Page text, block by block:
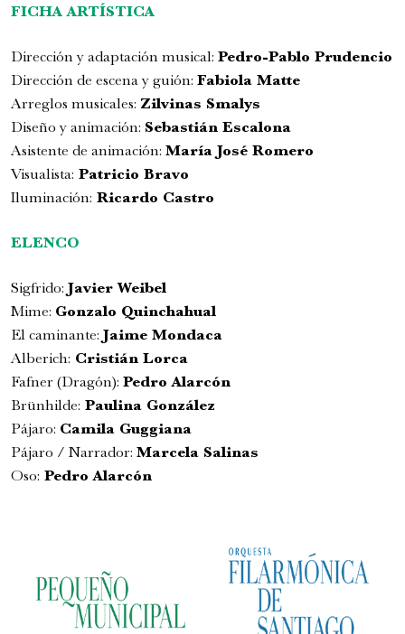
Ópera
6:00 pm
27 de agosto de 2026
jueves
Romeo y Julieta | 2026
FICHA ARTÍSTICA
Dirección y adaptación musical: Pedro-Pablo Prudencio
Dirección de escena y guión: Fabiola Matte
Arreglos musicales: Zilvinas Smalys
Diseño y animación: Sebastián Escalona
Asistente de animación: María José Romero
Visualista: Patricio Bravo
Iluminación: Ricardo Castro
ELENCO
Sigfrido: Javier Weibel
Mime: Gonzalo Quinchahual
El caminante: Jaime Mondaca
Alberich: Cristián Lorca
Fafner (Dragón): Pedro Alarcón
Brünhilde: Paulina González
Pájaro: Camila Guggiana
Pájaro / Narrador: Marcela Salinas
Oso: Pedro Alarcón